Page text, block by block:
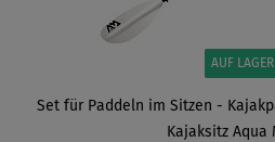
AUF LAGER
Set für Paddeln im Sitzen -
Kajaksitz Aqua